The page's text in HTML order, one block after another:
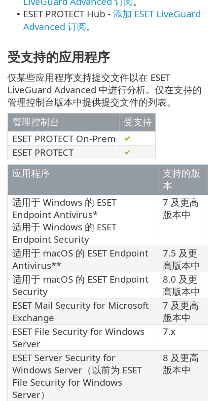
• ESET PROTECT Hub - 添加 ESET LiveGuard
Advanced 订阅。
受支持的应用程序
仅某些应用程序支持提交文件以在 ESET
LiveGuard Advanced 中进行分析。仅在支持的
管理控制台版本中提供提交文件的列表。
管理控制台
受支持
ESET PROTECT On-Prem
ESET PROTECT
应用程序
支持的版
本
适用于 Windows 的 ESET
Endpoint Antivirus*
适用于 Windows 的 ESET
Endpoint Security
7 及更高
版本中
适用于 macOS 的 ESET Endpoint
Antivirus**
7.5 及更
高版本中
适用于 macOS 的 ESET Endpoint
Security
8.0 及更
高版本中
ESET Mail Security for Microsoft
Exchange
7 及更高
版本中
ESET File Security for Windows
Server
7.x
ESET Server Security for
Windows Server（以前为 ESET
File Security for Windows
Server）
8 及更高
版本中